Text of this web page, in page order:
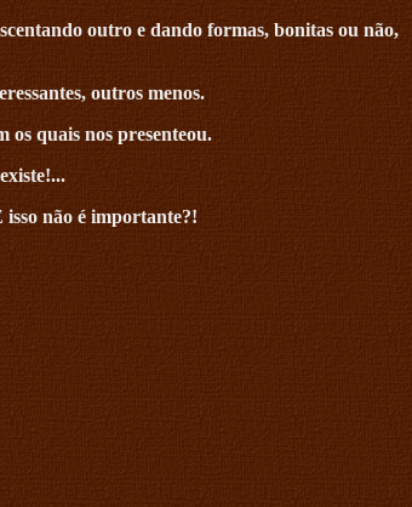
outro e dando formas, bonitas ou não,
outros menos.
os quais nos presenteou.
não é importante?!